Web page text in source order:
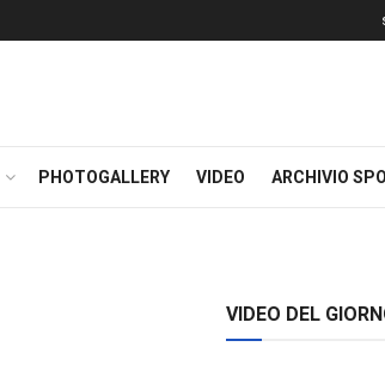
PHOTOGALLERY VIDEO ARCHIVIO
VIDEO DEL